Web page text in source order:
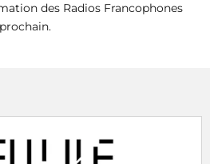
des Radios Francophones